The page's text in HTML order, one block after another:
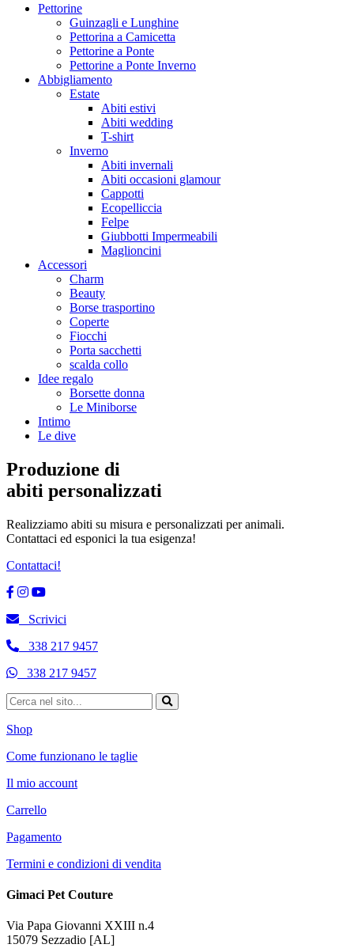
nella
pagina
del
prodotto
Pettorine
Guinzagli e Lunghine
Pettorina a Camicetta
Pettorine a Ponte
Pettorine a Ponte Inverno
Abbigliamento
Estate
Abiti estivi
Abiti wedding
T-shirt
Inverno
Abiti invernali
Abiti occasioni glamour
Cappotti
Ecopelliccia
Felpe
Giubbotti Impermeabili
Maglioncini
Accessori
Charm
Beauty
Borse trasportino
Coperte
Fiocchi
Porta sacchetti
scalda collo
Idee regalo
Borsette donna
Le Miniborse
Intimo
Le dive
Produzione di
abiti personalizzati
Realizziamo abiti su misura e personalizzati per animali.
Contattaci ed esponici la tua esigenza!
Contattaci!
Scrivici
338 217 9457
338 217 9457
Shop
Come funzionano le taglie
Il mio account
Carrello
Pagamento
Termini e condizioni di vendita
Gimaci Pet Couture
Via Papa Giovanni XXIII n.4
15079 Sezzadio [AL]